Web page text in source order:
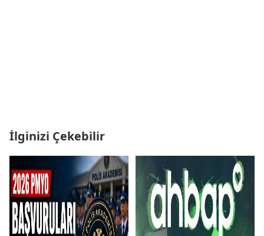
İlginizi Çekebilir